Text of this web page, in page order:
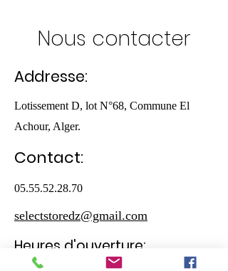
Nous contacter
Addresse:
Lotissement D, lot N°68, Commune El
Achour, Alger.
Contact:
05.55.52.28.70
selectstoredz@gmail.com
Heures d'ouverture: